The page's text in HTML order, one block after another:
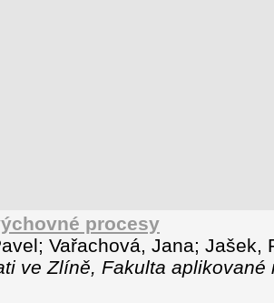
procesy
; Vařachová, Jana; Jašek,
ve Zlíně, Fakulta aplikované